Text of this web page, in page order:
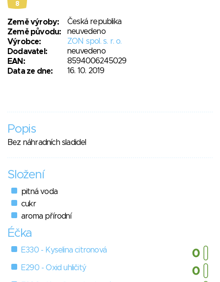
8
Země výroby:
Česká republika
Země původu:
neuvedeno
Výrobce:
ZON spol. s. r. o.
Dodavatel:
neuvedeno
EAN:
8594006245029
Data ze dne:
16. 10. 2019
Popis
Bez náhradních sladidel
Složení
pitná voda
cukr
aroma přírodní
Éčka
E330 - Kyselina citronová
E290 - Oxid uhličitý